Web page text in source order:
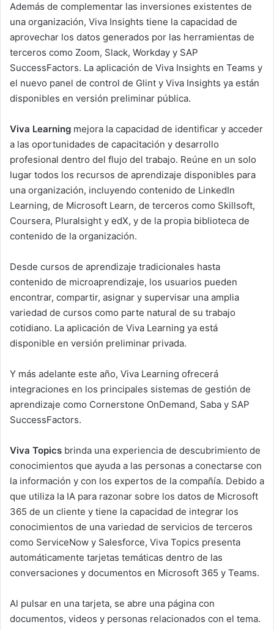
Además de complementar las inversiones existentes de
una organización, Viva Insights tiene la capacidad de
aprovechar los datos generados por las herramientas de
terceros como Zoom, Slack, Workday y SAP
SuccessFactors. La aplicación de Viva Insights en Teams y
el nuevo panel de control de Glint y Viva Insights ya están
disponibles en versión preliminar pública.
Viva Learning mejora la capacidad de identificar y acceder
a las oportunidades de capacitación y desarrollo
profesional dentro del flujo del trabajo. Reúne en un solo
lugar todos los recursos de aprendizaje disponibles para
una organización, incluyendo contenido de LinkedIn
Learning, de Microsoft Learn, de terceros como Skillsoft,
Coursera, Pluralsight y edX, y de la propia biblioteca de
contenido de la organización.
Desde cursos de aprendizaje tradicionales hasta
contenido de microaprendizaje, los usuarios pueden
encontrar, compartir, asignar y supervisar una amplia
variedad de cursos como parte natural de su trabajo
cotidiano. La aplicación de Viva Learning ya está
disponible en versión preliminar privada.
Y más adelante este año, Viva Learning ofrecerá
integraciones en los principales sistemas de gestión de
aprendizaje como Cornerstone OnDemand, Saba y SAP
SuccessFactors.
Viva Topics brinda una experiencia de descubrimiento de
conocimientos que ayuda a las personas a conectarse con
la información y con los expertos de la compañía. Debido a
que utiliza la IA para razonar sobre los datos de Microsoft
365 de un cliente y tiene la capacidad de integrar los
conocimientos de una variedad de servicios de terceros
como ServiceNow y Salesforce, Viva Topics presenta
automáticamente tarjetas temáticas dentro de las
conversaciones y documentos en Microsoft 365 y Teams.
Al pulsar en una tarjeta, se abre una página con
documentos, videos y personas relacionados con el tema.